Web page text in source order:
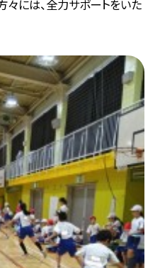
には、全力サポートをいた